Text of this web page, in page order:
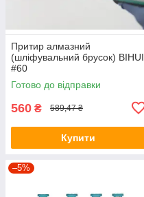
Притир алмазний
(шліфувальний брусок) BIHUI
#60
Готово до відправки
560 ₴ 589,47 ₴
Купити
–5%